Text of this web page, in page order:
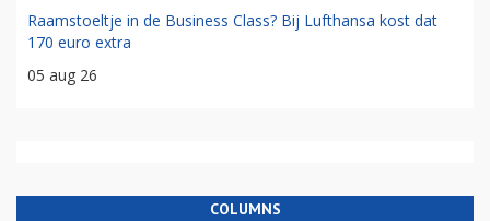
Raamstoeltje in de Business Class? Bij Lufthansa kost dat
170 euro extra
05 aug 26
COLUMNS